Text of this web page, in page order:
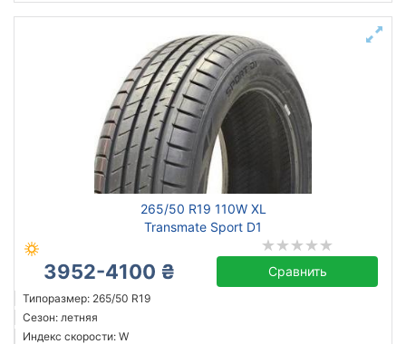
265/50 R19 110W XL
Transmate Sport D1
3952-4100 ₴ Сравнить
Типоразмер: 265/50 R19
Сезон: летняя
Индекс скорости: W